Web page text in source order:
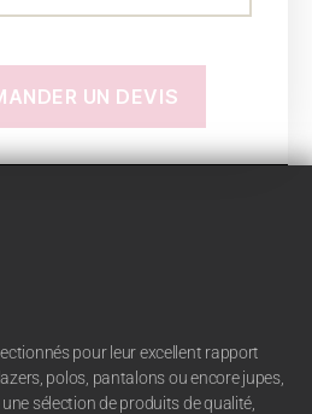
UN DEVIS
pour leur excellent rapport
polos, pantalons ou encore jupes,
sélection de produits de qualité,